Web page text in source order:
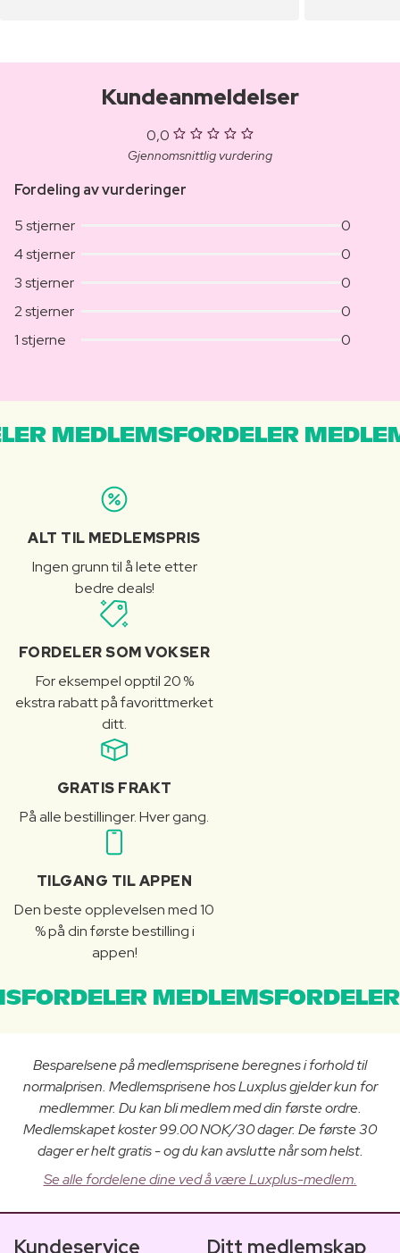
Kundeanmeldelser
0,0
Gjennomsnittlig vurdering
Fordeling av vurderinger
5 stjerner
0
4 stjerner
0
3 stjerner
0
2 stjerner
0
1 stjerne
0
MEDLEMSFORDELER
ALT TIL MEDLEMSPRIS
Ingen grunn til å lete etter
bedre deals!
FORDELER SOM VOKSER
For eksempel opptil 20 %
ekstra rabatt på favorittmerket
ditt.
GRATIS FRAKT
På alle bestillinger. Hver gang.
TILGANG TIL APPEN
Den beste opplevelsen med 10
% på din første bestilling i
appen!
Besparelsene på medlemsprisene beregnes i forhold til
normalprisen. Medlemsprisene hos Luxplus gjelder kun for
medlemmer. Du kan bli medlem med din første ordre.
Medlemskapet koster 99.00 NOK/30 dager. De første 30
dager er helt gratis - og du kan avslutte når som helst.
Se alle fordelene dine ved å være Luxplus-medlem.
Kundeservice Ditt medlemskap